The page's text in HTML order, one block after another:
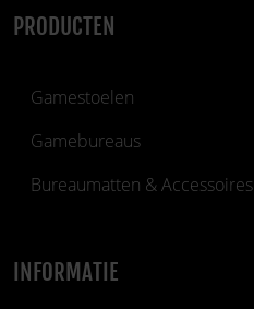
PRODUCTEN
Gamestoelen
Gamebureaus
Bureaumatten & Accessoires
INFORMATIE